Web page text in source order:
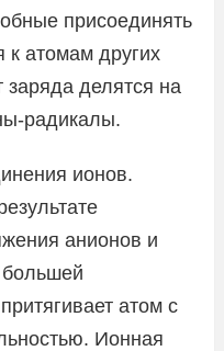
присоединять
к атомам других
делятся на
радикалы.
ионов.
анионов и
большей
атом с
Ионная